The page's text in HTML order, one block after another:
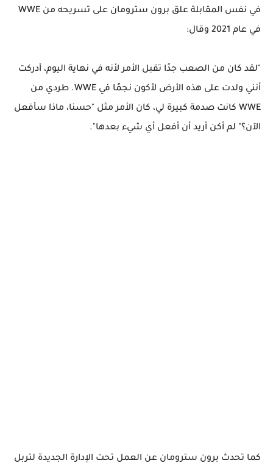
في نفس المقابلة علق برون سترومان على تسريحه من WWE
في عام 2021 وقال:
"لقد كان من الصعب جدًا تقبل الأمر لأنه في نهاية اليوم، أدركت
أنني ولدت على هذه الأرض لأكون نجمًا في WWE. طردي من
WWE كانت صدمة كبيرة لي، كان الأمر مثل "حسنا، ماذا سأفعل
الآن؟" لم أكن أريد أن أفعل أي شيء بعدها".
كما تحدث برون سترومان عن العمل تحت الإدارة الجديدة لتربل